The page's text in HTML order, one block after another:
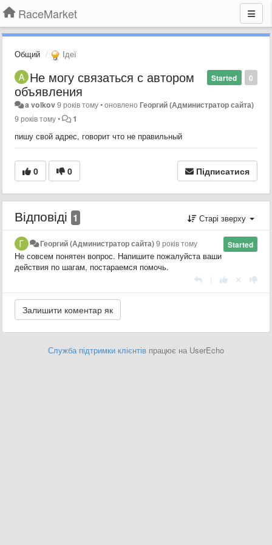
RaceMarket
Общий Ідеї
0
Started
Не могу связаться с автором
объявления
a volkov9 років тому•оновленоГеоргий (Администратор сайта)
9 років тому• 1
пишу свой адрес, говорит что не правильный
0 0 Підписатися
Відповіді 1 Старі зверху
Started
Георгий (Администратор сайта)9 років тому
Не совсем понятен вопрос. Напишите пожалуйста ваши
действия по шагам, постараемся помочь.
Служба підтримки клієнтів працює на UserEcho